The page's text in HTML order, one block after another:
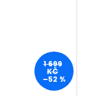
1 699
KČ
–52 %